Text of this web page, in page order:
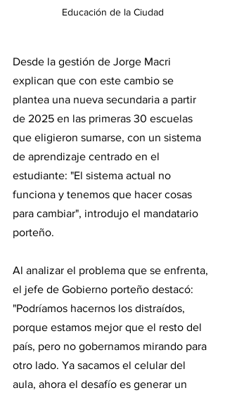
Educación de la Ciudad
Desde la gestión de Jorge Macri
explican que con este cambio se
plantea una nueva secundaria a partir
de 2025 en las primeras 30 escuelas
que eligieron sumarse, con un sistema
de aprendizaje centrado en el
estudiante: "El sistema actual no
funciona y tenemos que hacer cosas
para cambiar", introdujo el mandatario
porteño.
Al analizar el problema que se enfrenta,
el jefe de Gobierno porteño destacó:
"Podríamos hacernos los distraídos,
porque estamos mejor que el resto del
país, pero no gobernamos mirando para
otro lado. Ya sacamos el celular del
aula, ahora el desafío es generar un